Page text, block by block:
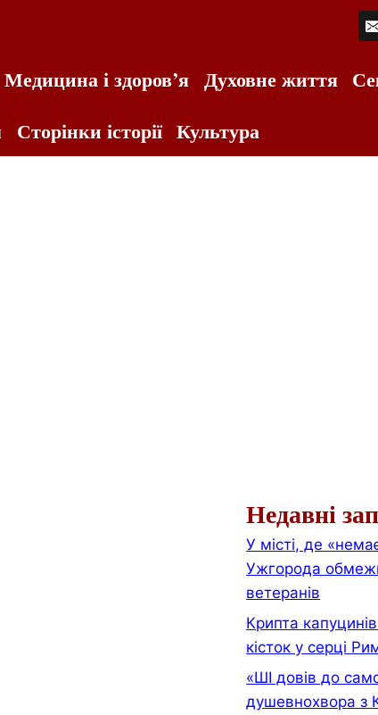
Медицина і здоров’я Духовне життя
Сторінки історії Культура
Недавні
У місті, де
Ужгорода
ветеранів
Крипта
кісток у серці
«ШІ довів до
душевнохвора з